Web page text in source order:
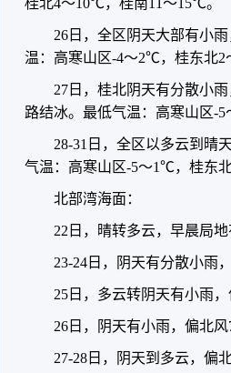
桂北4～10℃，桂南11～15℃。
26日，全区阴天大部有小
温：高寒山区-4～2℃，桂东北
27日，桂北阴天有分散小
路结冰。最低气温：高寒山区
28-31日，全区以多云到晴
气温：高寒山区-5～1℃，桂东
北部湾海面：
22日，晴转多云，早晨局
23-24日，阴天有分散小雨
25日，多云转阴天有小雨
26日，阴天有小雨，偏北
27-28日，阴天到多云，偏